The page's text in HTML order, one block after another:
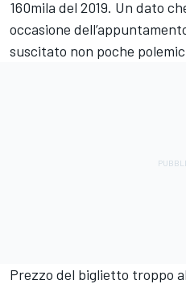
160mila del 2019. Un dato
occasione
suscitato non poche
Prezzo del biglietto troppo